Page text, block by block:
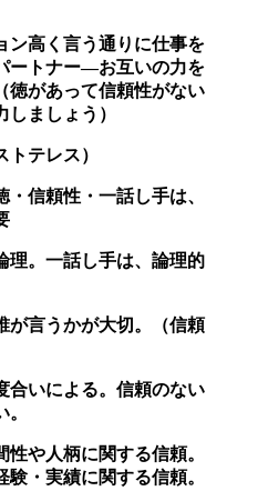
高く言う通りに仕事を
トナー―お互いの力を
徳があって信頼性がない
ましょう）
テレス）
信頼性・一話し手は、
。一話し手は、論理的
言うかが大切。（信頼
いによる。信頼のない
や人柄に関する信頼。
・実績に関する信頼。